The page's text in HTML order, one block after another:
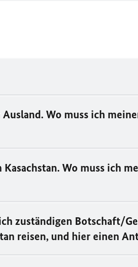
Wo muss ich
Wo muss ich
zuständigen Botschaft/
reisen, und hier einen